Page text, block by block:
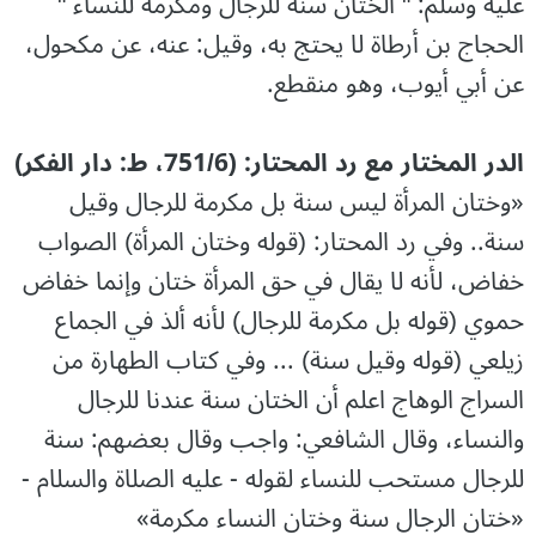
الحجاج بن أرطاة لا يحتج به، وقيل: عنه، عن مكحول،
عن أبي أيوب، وهو منقطع.
الدر المختار مع رد المحتار: (751/6، ط: دار الفكر)
«وختان المرأة ليس سنة بل مكرمة للرجال وقيل
سنة.. وفي رد المحتار: (قوله وختان المرأة) الصواب
خفاض، لأنه لا يقال في حق المرأة ختان وإنما خفاض
حموي (قوله بل مكرمة للرجال) لأنه ألذ في الجماع
زيلعي (قوله وقيل سنة) ... وفي كتاب الطهارة من
السراج الوهاج اعلم أن الختان سنة عندنا للرجال
والنساء، وقال الشافعي: واجب وقال بعضهم: سنة
للرجال مستحب للنساء لقوله - عليه الصلاة والسلام -
«ختان الرجال سنة وختان النساء مكرمة»